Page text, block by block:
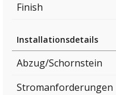
Finish
Installationsdetails
Abzug/Schornstein
Stromanforderungen